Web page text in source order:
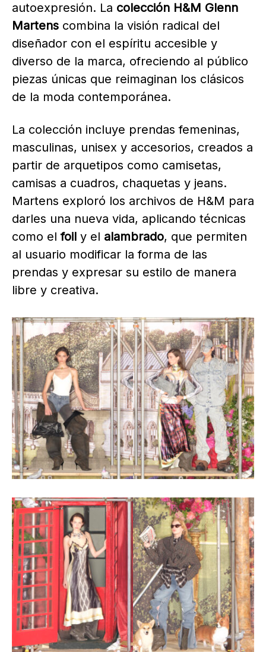
autoexpresión. La colección H&M Glenn
Martens combina la visión radical del
diseñador con el espíritu accesible y
diverso de la marca, ofreciendo al público
piezas únicas que reimaginan los clásicos
de la moda contemporánea.
La colección incluye prendas femeninas,
masculinas, unisex y accesorios, creados a
partir de arquetipos como camisetas,
camisas a cuadros, chaquetas y jeans.
Martens exploró los archivos de H&M para
darles una nueva vida, aplicando técnicas
como elfoil y el alambrado, que permiten
al usuario modificar la forma de las
prendas y expresar su estilo de manera
libre y creativa.